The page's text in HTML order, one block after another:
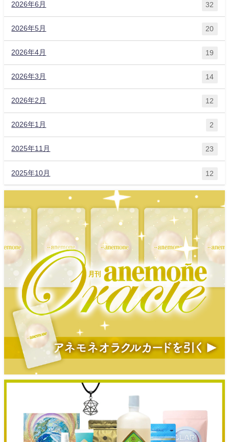
2026年6月 32
2026年5月 20
2026年4月 19
2026年3月 14
2026年2月 12
2026年1月 2
2025年11月 23
2025年10月 12